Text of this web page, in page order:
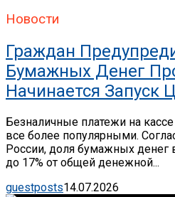
Новости
Граждан
Бумажных Денег
Начинается Запуск
Безналичные платежи на
все более популярными.
России, доля бумажных денег
до 17% от общей денежной...
guestposts14.07.2026